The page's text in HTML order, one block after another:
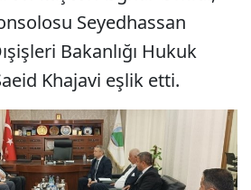
Seyedhassan
Bakanlığı Hukuk
Khajavi eşlik etti.